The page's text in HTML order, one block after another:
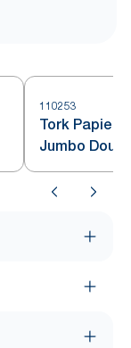
110253
Tork Papier
Jumbo Doux